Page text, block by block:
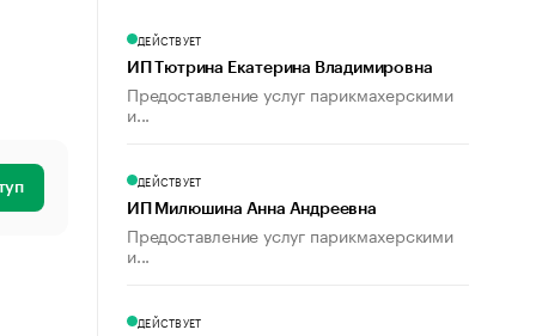
ДЕЙСТВУЕТ
ИП Тютрина Екатерина Владимировна
Предоставление услуг парикмахерскими
и...
ДЕЙСТВУЕТ
ИП Милюшина Анна Андреевна
Предоставление услуг парикмахерскими
и...
ДЕЙСТВУЕТ